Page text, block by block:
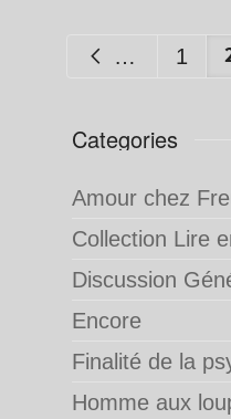
1
Categories
Amour chez
Collection Lire
Discussion
Encore
Finalité de la
Homme aux